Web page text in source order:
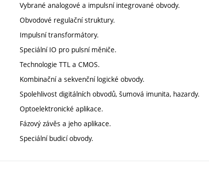
Vybrané analogové a impulsní integrované obvody.
Obvodové regulační struktury.
Impulsní transformátory.
Speciální IO pro pulsní měniče.
Technologie TTL a CMOS.
Kombinační a sekvenční logické obvody.
Spolehlivost digitálních obvodů, šumová imunita, hazardy.
Optoelektronické aplikace.
Fázový závěs a jeho aplikace.
Speciální budicí obvody.